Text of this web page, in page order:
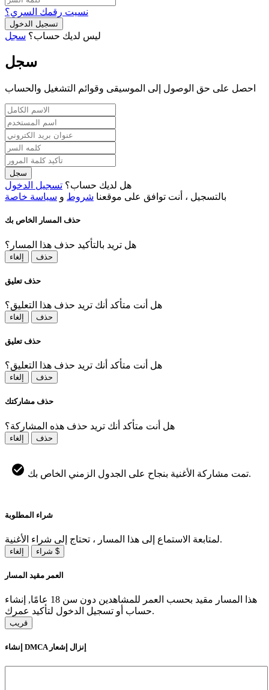
نسيت رقمك السري؟
تسجيل الدخول
ليس لديك حساب؟ سجل
سجل
احصل على حق الوصول إلى الموسيقى وقوائم التشغيل والحساب
سجل
هل لديك حساب؟ تسجيل الدخول
بالتسجيل ، أنت توافق على موقعنا شروط و سياسة خاصة
حذف المسار الخاص بك
هل تريد بالتأكيد حذف هذا المسار؟
إلغاء حذف
حذف تعليق
هل أنت متأكد أنك تريد حذف هذا التعليق؟
إلغاء حذف
حذف تعليق
هل أنت متأكد أنك تريد حذف هذا التعليق؟
إلغاء حذف
حذف مشاركتك
هل أنت متأكد أنك تريد حذف هذه المشاركة؟
إلغاء حذف
تمت مشاركة الأغنية بنجاح على الجدول الزمني الخاص بك.
شراء المطلوبة
لمتابعة الاستماع إلى هذا المسار ، تحتاج إلى شراء الأغنية.
إلغاء شراء $
العمر مقيد المسار
هذا المسار مقيد بحسب العمر للمشاهدين دون سن 18 عامًا, إنشاء
حساب أو تسجيل الدخول لتأكيد عمرك.
قريب
إنشاء DMCA إنزال إشعار